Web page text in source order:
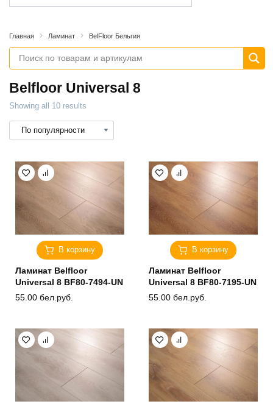
Главная Ламинат BelFloor Бельгия
Belfloor Universal 8
Showing all 10 results
В корзину
Ламинат Belfloor
Universal 8 BF80-7494-UN
55.00 бел.руб.
В корзину
Ламинат Belfloor
Universal 8 BF80-7195-UN
55.00 бел.руб.